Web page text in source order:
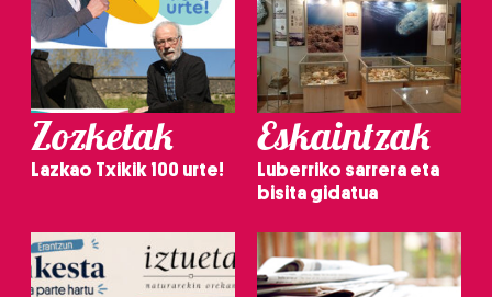
Zozketak
Lazkao Txikik 100 urte!
Eskaintzak
Luberriko sarrera eta
bisita gidatua